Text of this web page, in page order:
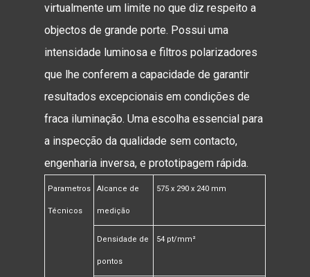
virtualmente um limite no que diz respeito a
objectos de grande porte. Possui uma
intensidade luminosa e filtros polarizadores
que lhe conferem a capacidade de garantir
resultados excepcionais em condições de
fraca iluminação. Uma escolha essencial para
a inspecção da qualidade sem contacto,
engenharia inversa, e prototipagem rápida.
Parametros
Técnicos
Alcance de
medição
575 x 290 x 240 mm
Densidade de
pontos
54 pt/mm²